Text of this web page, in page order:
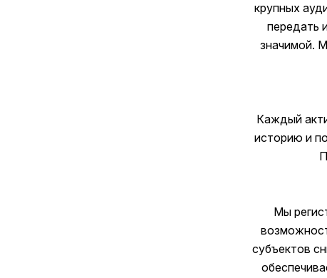
крупных
передать
значимой.
Каждый
историю и
Мы
субъектов